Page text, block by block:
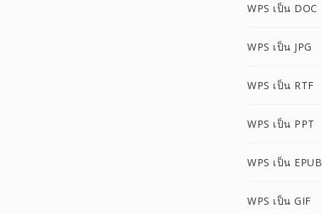
WPS เป็น DOC
WPS เป็น JPG
WPS เป็น RTF
WPS เป็น PPT
WPS เป็น EPUB
WPS เป็น GIF